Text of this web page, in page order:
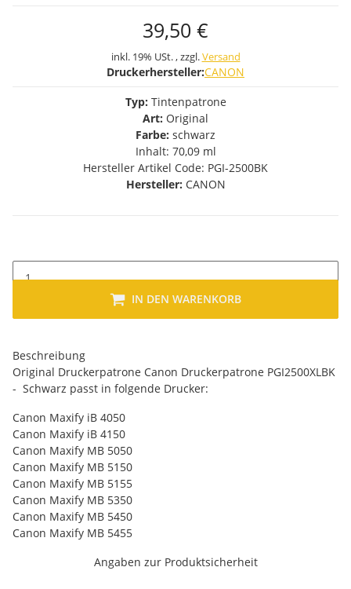
39,50 €
inkl. 19% USt. , zzgl.Versand
Druckerhersteller:CANON
Typ: Tintenpatrone
Art: Original
Farbe: schwarz
Inhalt: 70,09 ml
Hersteller Artikel Code: PGI-2500BK
Hersteller: CANON
IN DEN WARENKORB
Beschreibung
Original Druckerpatrone Canon Druckerpatrone PGI2500XLBK
- Schwarz passt in folgende Drucker:
Canon Maxify iB 4050
Canon Maxify iB 4150
Canon Maxify MB 5050
Canon Maxify MB 5150
Canon Maxify MB 5155
Canon Maxify MB 5350
Canon Maxify MB 5450
Canon Maxify MB 5455
Angaben zur Produktsicherheit